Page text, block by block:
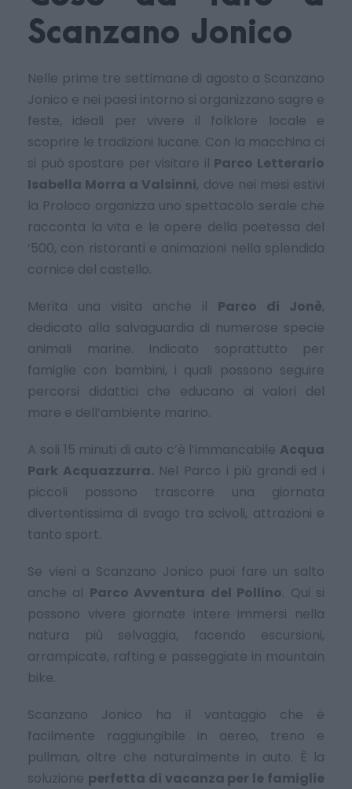
Scanzano Jonico
Nelle prime tre settimane di agosto a Scanzano
Jonico e nei paesi intorno si organizzano sagre e
feste, ideali per vivere il folklore locale e
scoprire le tradizioni lucane. Con la macchina ci
si può spostare per visitare il Parco Letterario
Isabella Morra a Valsinni, dove nei mesi estivi
la Proloco organizza uno spettacolo serale che
racconta la vita e le opere della poetessa del
‘500, con ristoranti e animazioni nella splendida
cornice del castello.
Merita una visita anche il Parco di Jonè,
dedicato alla salvaguardia di numerose specie
animali marine. Indicato soprattutto per
famiglie con bambini, i quali possono seguire
percorsi didattici che educano ai valori del
mare e dell’ambiente marino.
A soli 15 minuti di auto c’è l’immancabile Acqua
Park Acquazzurra. Nel Parco i più grandi ed i
piccoli possono trascorre una giornata
divertentissima di svago tra scivoli, attrazioni e
tanto sport.
Se vieni a Scanzano Jonico puoi fare un salto
anche al Parco Avventura del Pollino. Qui si
possono vivere giornate intere immersi nella
natura più selvaggia, facendo escursioni,
arrampicate, rafting e passeggiate in mountain
bike.
Scanzano Jonico ha il vantaggio che è
facilmente raggiungibile in aereo, treno e
pullman, oltre che naturalmente in auto. È la
soluzione perfetta di vacanza per le famiglie